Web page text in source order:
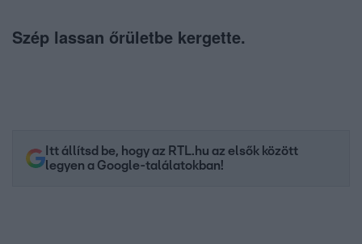
Szép lassan őrületbe kergette.
Itt állítsd be, hogy az RTL.hu az elsők között
legyen a Google-találatokban!